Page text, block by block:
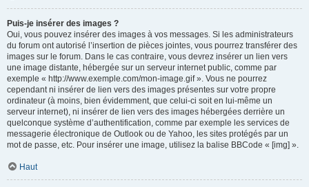
Puis-je insérer des images ?
Oui, vous pouvez insérer des images à vos messages. Si les administrateurs
du forum ont autorisé l’insertion de pièces jointes, vous pourrez transférer des
images sur le forum. Dans le cas contraire, vous devrez insérer un lien vers
une image distante, hébergée sur un serveur internet public, comme par
exemple « http://www.exemple.com/mon-image.gif ». Vous ne pourrez
cependant ni insérer de lien vers des images présentes sur votre propre
ordinateur (à moins, bien évidemment, que celui-ci soit en lui-même un
serveur internet), ni insérer de lien vers des images hébergées derrière un
quelconque système d’authentification, comme par exemple les services de
messagerie électronique de Outlook ou de Yahoo, les sites protégés par un
mot de passe, etc. Pour insérer une image, utilisez la balise BBCode « [img] ».
Haut